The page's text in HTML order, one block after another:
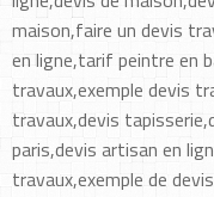
maison,faire un devis
en ligne,tarif peintre en
travaux,exemple devis
travaux,devis
paris,devis artisan en
travaux,exemple de